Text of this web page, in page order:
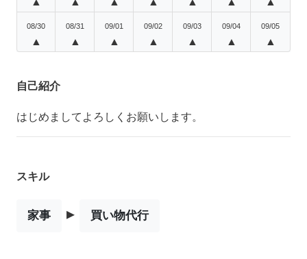
08/30
▲
08/31
▲
09/01
▲
09/02
▲
09/03
▲
09/04
▲
09/05
▲
自己紹介
はじめましてよろしくお願いします。
スキル
家事 ▸ 買い物代行